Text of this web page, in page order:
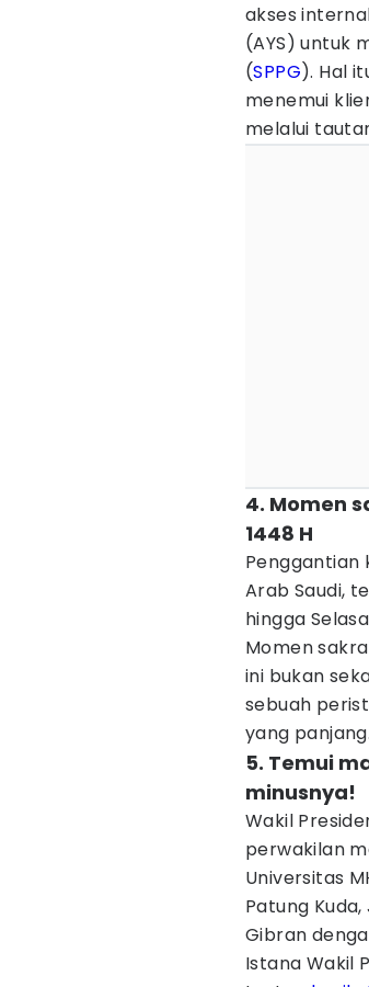
akses
(AYS) untuk
(SPPG). Hal
menemui
melalui
4. Momen
1448 H
Penggantian
Arab Saudi,
hingga
Momen
ini bukan
sebuah
yang
5. Temui
minusnya!
Wakil
perwakilan
Universitas
Patung
Gibran
Istana Wakil